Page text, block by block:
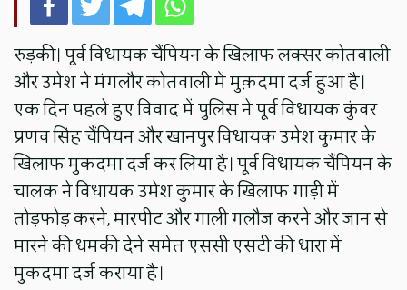
रुड़की। पूर्व विधायक चैंपियन के खिलाफ लक्सर कोतवाली
और उमेश ने मंगलौर कोतवाली में मुक़दमा दर्ज हुआ है।
एक दिन पहले हुए विवाद में पुलिस ने पूर्व विधायक कुंवर
प्रणव सिंह चैंपियन और खानपुर विधायक उमेश कुमार के
खिलाफ मुकदमा दर्ज कर लिया है। पूर्व विधायक चैंपियन के
चालक ने विधायक उमेश कुमार के खिलाफ गाड़ी में
तोड़फोड़ करने, मारपीट और गाली गलौज करने और जान से
मारने की धमकी देने समेत एससी एसटी की धारा में
मुकदमा दर्ज कराया है।